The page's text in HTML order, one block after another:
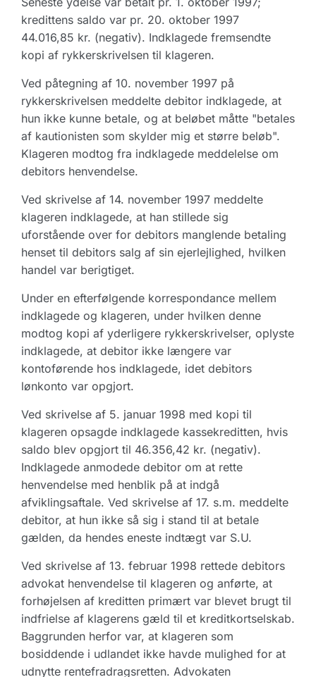
kredittens saldo var pr. 20. oktober 1997
44.016,85 kr. (negativ). Indklagede fremsendte
kopi af rykkerskrivelsen til klageren.
Ved påtegning af 10. november 1997 på
rykkerskrivelsen meddelte debitor indklagede, at
hun ikke kunne betale, og at beløbet måtte "betales
af kautionisten som skylder mig et større beløb".
Klageren modtog fra indklagede meddelelse om
debitors henvendelse.
Ved skrivelse af 14. november 1997 meddelte
klageren indklagede, at han stillede sig
uforstående over for debitors manglende betaling
henset til debitors salg af sin ejerlejlighed, hvilken
handel var berigtiget.
Under en efterfølgende korrespondance mellem
indklagede og klageren, under hvilken denne
modtog kopi af yderligere rykkerskrivelser, oplyste
indklagede, at debitor ikke længere var
kontoførende hos indklagede, idet debitors
lønkonto var opgjort.
Ved skrivelse af 5. januar 1998 med kopi til
klageren opsagde indklagede kassekreditten, hvis
saldo blev opgjort til 46.356,42 kr. (negativ).
Indklagede anmodede debitor om at rette
henvendelse med henblik på at indgå
afviklingsaftale. Ved skrivelse af 17. s.m. meddelte
debitor, at hun ikke så sig i stand til at betale
gælden, da hendes eneste indtægt var S.U.
Ved skrivelse af 13. februar 1998 rettede debitors
advokat henvendelse til klageren og anførte, at
forhøjelsen af kreditten primært var blevet brugt til
indfrielse af klagerens gæld til et kreditkortselskab.
Baggrunden herfor var, at klageren som
bosiddende i udlandet ikke havde mulighed for at
udnytte rentefradragsretten. Advokaten